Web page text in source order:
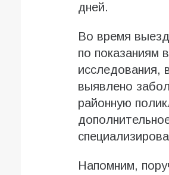
дней.
Во время
по показаниям
исследования,
выявлено
районную
Напомним,